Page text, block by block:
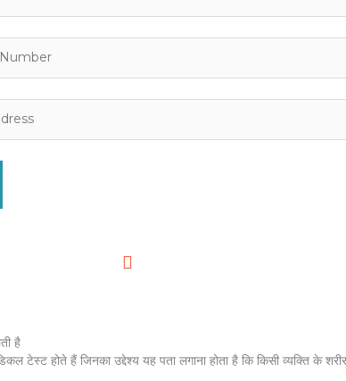
है
टेस्ट होते हैं जिनका उद्देश्य यह पता लगाना होता है कि किसी व्यक्ति के